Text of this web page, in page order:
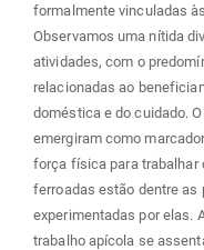
formalmente vinculadas
Observamos uma nítida
atividades, com o
relacionadas ao
doméstica e do cuidado.
emergiram como
força física para trabalhar
ferroadas estão dentre
experimentadas por elas.
trabalho apícola se